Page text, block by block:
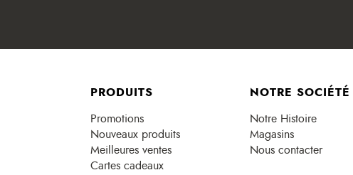
PRODUITS
Promotions
Nouveaux produits
Meilleures ventes
Cartes cadeaux
NOTRE SOCIÉTÉ
Notre Histoire
Magasins
Nous contacter